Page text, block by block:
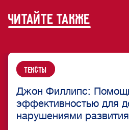
читайте также
Тексты
Джон Филлипс:
эффективностью для
нарушениями развития